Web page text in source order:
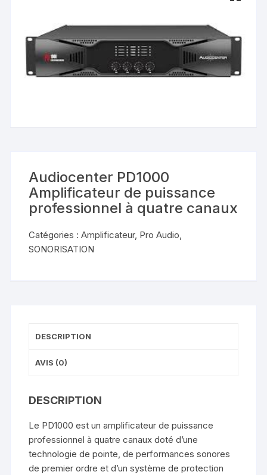
Audiocenter PD1000
Amplificateur de puissance
professionnel à quatre canaux
Catégories :Amplificateur, Pro Audio,
SONORISATION
DESCRIPTION
AVIS (0)
DESCRIPTION
Le PD1000 est un amplificateur de puissance
professionnel à quatre canaux doté d’une
technologie de pointe, de performances sonores
de premier ordre et d’un système de protection